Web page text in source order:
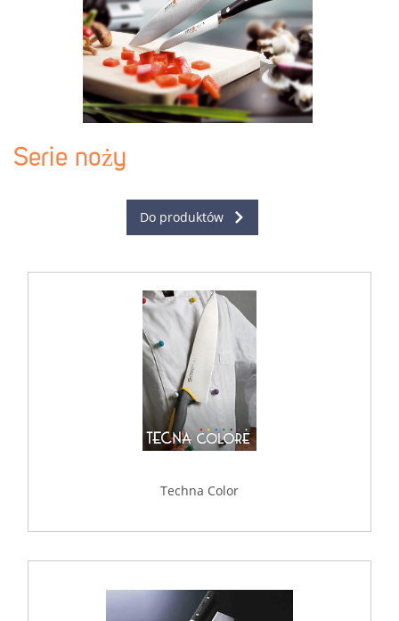
Serie noży
Do produktów
Techna Color